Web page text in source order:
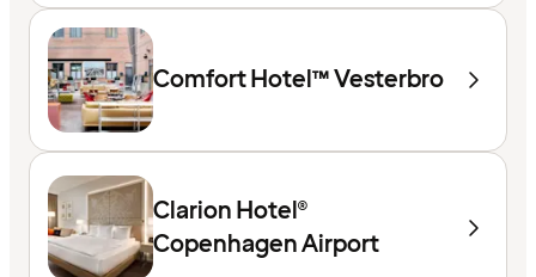
Comfort Hotel™ Vesterbro
Clarion Hotel®
Copenhagen Airport